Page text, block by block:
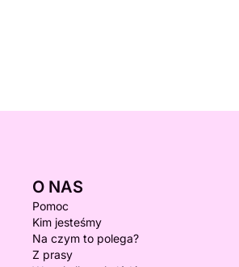
O NAS
Pomoc
Kim jesteśmy
Na czym to polega?
Z prasy